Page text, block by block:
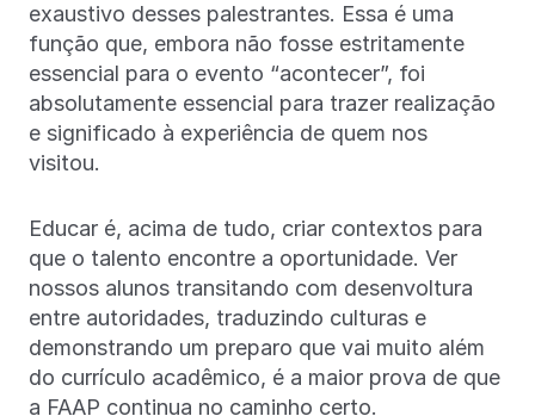
exaustivo desses palestrantes. Essa é uma
função que, embora não fosse estritamente
essencial para o evento “acontecer”, foi
absolutamente essencial para trazer realização
e significado à experiência de quem nos
visitou.
Educar é, acima de tudo, criar contextos para
que o talento encontre a oportunidade. Ver
nossos alunos transitando com desenvoltura
entre autoridades, traduzindo culturas e
demonstrando um preparo que vai muito além
do currículo acadêmico, é a maior prova de que
a FAAP continua no caminho certo.